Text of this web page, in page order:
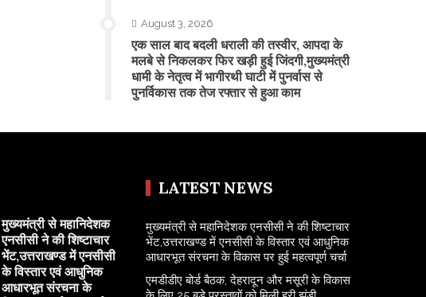
August 3, 2026
एक साल बाद बदली धराली की तस्वीर, आपदा के
मलबे से निकलकर फिर खड़ी हुई जिंदगी,मुख्यमंत्री
धामी के नेतृत्व में भागीरथी घाटी में पुनर्वास से
पुनर्विकास तक तेज रफ्तार से हुआ काम
मुख्यमंत्री से महानिदेशक
एनसीसी ने की शिष्टाचार
भेंट,उत्तराखण्ड में एनसीसी
के विस्तार एवं आधुनिक
आधारभूत संरचना के
LATEST NEWS
मुख्यमंत्री से महानिदेशक एनसीसी ने की शिष्टाचार
भेंट,उत्तराखण्ड में एनसीसी के विस्तार एवं आधुनिक
आधारभूत संरचना के विकास पर हुई महत्वपूर्ण चर्चा
एमडीडीए बोर्ड बैठक, देहरादून और मसूरी के विकास